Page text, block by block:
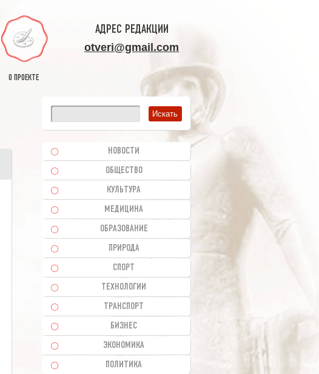
О ПРОЕКТЕ
АДРЕС РЕДАКЦИИ
otveri@gmail.com
НОВОСТИ
ОБЩЕСТВО
КУЛЬТУРА
МЕДИЦИНА
ОБРАЗОВАНИЕ
ПРИРОДА
СПОРТ
ТЕХНОЛОГИИ
ТРАНСПОРТ
БИЗНЕС
ЭКОНОМИКА
ПОЛИТИКА